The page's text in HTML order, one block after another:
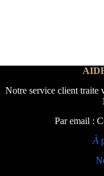
Notre service client traite
Par email :
À